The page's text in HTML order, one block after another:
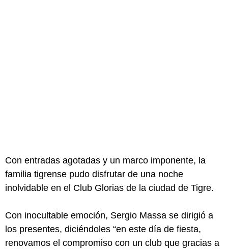
Con entradas agotadas y un marco imponente, la
familia tigrense pudo disfrutar de una noche
inolvidable en el Club Glorias de la ciudad de Tigre.
Con inocultable emoción, Sergio Massa se dirigió a
los presentes, diciéndoles “en este día de fiesta,
renovamos el compromiso con un club que gracias a